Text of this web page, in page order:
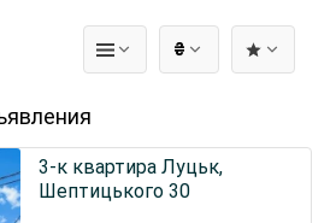
₴
3-к квартира Луцьк,
Шептицького 30